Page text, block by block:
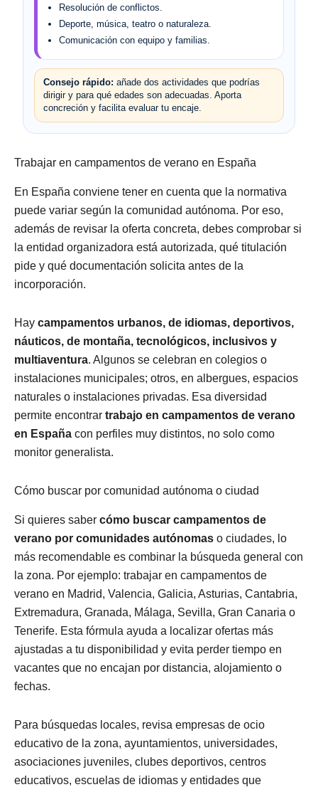
Resolución de conflictos.
Deporte, música, teatro o naturaleza.
Comunicación con equipo y familias.
Consejo rápido: añade dos actividades que podrías
dirigir y para qué edades son adecuadas. Aporta
concreción y facilita evaluar tu encaje.
Trabajar en campamentos de verano en España
En España conviene tener en cuenta que la normativa
puede variar según la comunidad autónoma. Por eso,
además de revisar la oferta concreta, debes comprobar si
la entidad organizadora está autorizada, qué titulación
pide y qué documentación solicita antes de la
incorporación.
Hay campamentos urbanos, de idiomas, deportivos,
náuticos, de montaña, tecnológicos, inclusivos y
multiaventura. Algunos se celebran en colegios o
instalaciones municipales; otros, en albergues, espacios
naturales o instalaciones privadas. Esa diversidad
permite encontrar trabajo en campamentos de verano
en España con perfiles muy distintos, no solo como
monitor generalista.
Cómo buscar por comunidad autónoma o ciudad
Si quieres saber cómo buscar campamentos de
verano por comunidades autónomas o ciudades, lo
más recomendable es combinar la búsqueda general con
la zona. Por ejemplo: trabajar en campamentos de
verano en Madrid, Valencia, Galicia, Asturias, Cantabria,
Extremadura, Granada, Málaga, Sevilla, Gran Canaria o
Tenerife. Esta fórmula ayuda a localizar ofertas más
ajustadas a tu disponibilidad y evita perder tiempo en
vacantes que no encajan por distancia, alojamiento o
fechas.
Para búsquedas locales, revisa empresas de ocio
educativo de la zona, ayuntamientos, universidades,
asociaciones juveniles, clubes deportivos, centros
educativos, escuelas de idiomas y entidades que